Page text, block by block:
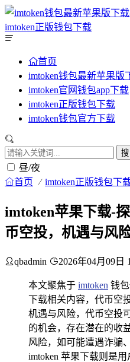
首页
imtoken钱包最新苹果版
imtoken官网钱包app下载
imtoken正版钱包下载
imtoken钱包官方下载
昼/夜
首页 imtoken正版钱包下
imtoken苹果下载-
币空投，机遇与风
qbadmin 2026年04月09日
本文聚焦于 imtoken 钱
下载相关内容，代币空
机遇与风险，代币空投
的机会，存在潜在的收
风险，如可能遭遇诈骗
imtoken 苹果下载则是